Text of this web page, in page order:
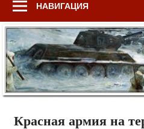
НАВИГАЦИЯ
Красная армия на